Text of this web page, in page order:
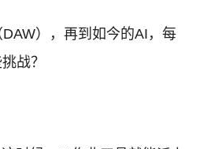
），再到如今的AI，每
战？